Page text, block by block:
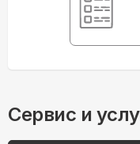
Сервис и